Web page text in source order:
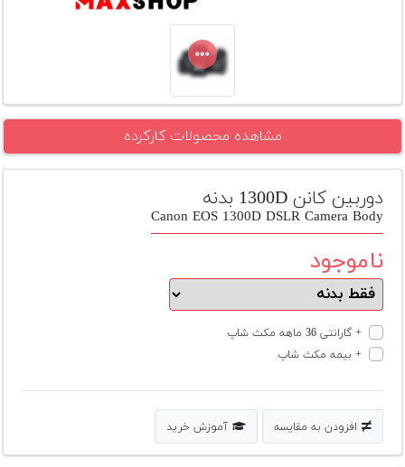
افزودن
دوم
لیست
قیمت
بله
مشاهده محصولات کارکرده
دوربین کانن 1300D بدنه
Canon EOS 1300D DSLR Camera Body
ناموجود
+ گارانتی 36 ماهه مکث شاپ
+ بیمه مکث شاپ
افزودن به مقایسه آموزش خرید